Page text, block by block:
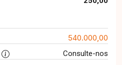
540.000,00
Consulte-nos